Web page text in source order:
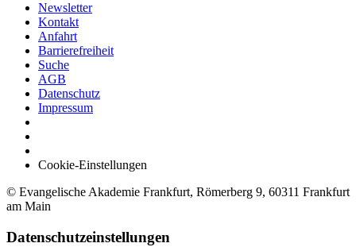
Newsletter
Kontakt
Anfahrt
Barrierefreiheit
Suche
AGB
Datenschutz
Impressum
Cookie-Einstellungen
© Evangelische Akademie Frankfurt, Römerberg 9, 60311 Frankfurt
am Main
Datenschutzeinstellungen